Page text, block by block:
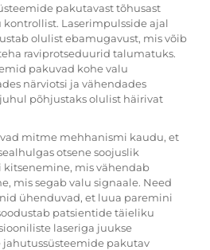
pakutavast tõhusast
Laserimpulsside ajal
olulist ebamugavust, mis võib
raviprotseduurid talumatuks.
pakuvad kohe valu
närviotsi ja vähendades
põhjustaks olulist häirivat
mitme mehhanismi kaudu, et
otsene soojuslik
mis vähendab
mis segab valu signaale. Need
ühenduvad, et luua paremini
patsientide täieliku
laseriga juukse
pakutav